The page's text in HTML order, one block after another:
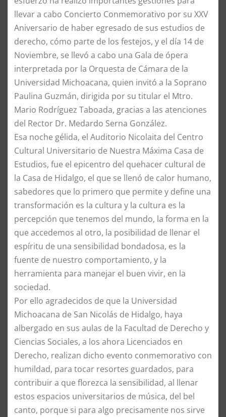
llevar a cabo Concierto Conmemorativo por su XXV
Aniversario de haber egresado de sus estudios de
derecho, cómo parte de los festejos, y el día 14 de
Noviembre, se llevó a cabo una Gala de ópera
interpretada por la Orquesta de Cámara de la
Universidad Michoacana, quien invitó a la Soprano
Paulina Guzmán, dirigida por su titular el Mtro.
Mario Rodríguez Taboada, gracias a las atenciones
del Rector Dr. Medardo Serna González.
Esa noche gélida, el Auditorio Nicolaita del Centro
Cultural Universitario de Nuestra Máxima Casa de
Estudios, fue el epicentro del quehacer cultural de
la Casa de Hidalgo, el que se llenó de calor humano,
sabedores que lo primero que permite y define una
transformación es la cultura y la cultura es la
percepción que tenemos del mundo, la forma en la
que accedemos al otro, la posibilidad de llenar el
espíritu de una sensibilidad bondadosa, es la
fuente de nuestro comportamiento, y la
herramienta para manejar el buen vivir, en la
sociedad.
Por ello agradecidos de que la Universidad
Michoacana de San Nicolás de Hidalgo, haya
albergado en sus aulas de la Facultad de Derecho y
Ciencias Sociales, a los ahora Licenciados en
Derecho, realizan dicho evento conmemorativo con
humildad, para tocar resortes guardados, para
contribuir a que florezca la sensibilidad, al llenar
estos espacios universitarios de música, del bel
canto, porque si para algo precisamente nos sirve